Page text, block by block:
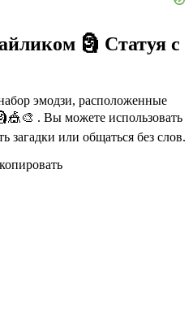
🗿 Статуя с
эмодзи, расположенные
. Вы можете использовать
загадки или общаться без слов.